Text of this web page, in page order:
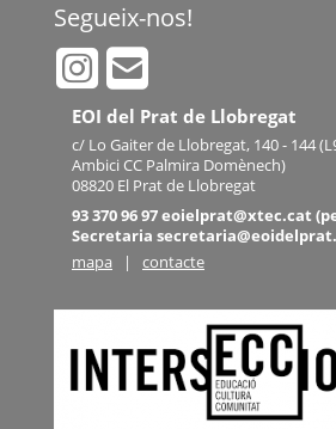
Segueix-nos!
EOI del Prat de Llobregat
c/ Lo Gaiter de Llobregat, 140 - 144
Ambici CC Palmira Domènech)
08820 El Prat de Llobregat
93 370 96 97 eoielprat@xtec.cat
Secretaria
mapa
| contacte